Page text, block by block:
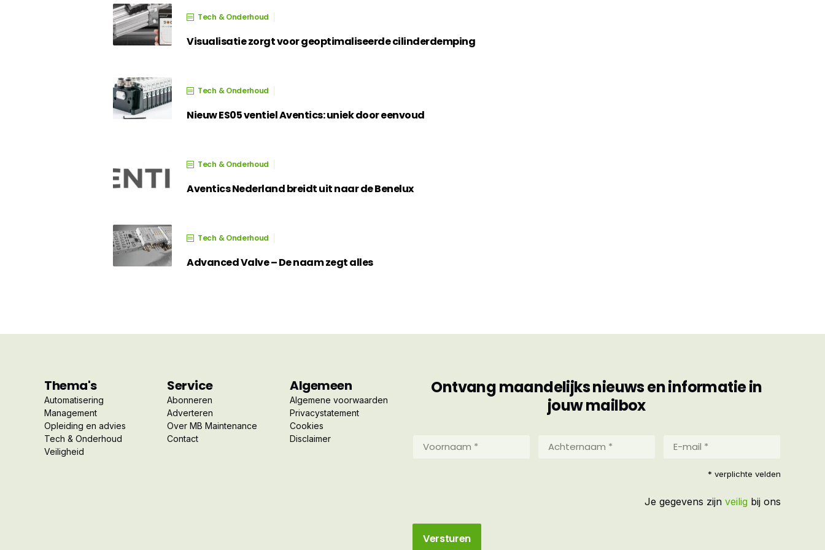
Tech & Onderhoud
Visualisatie zorgt voor geoptimaliseerde cilinderdemping
Tech & Onderhoud
Nieuw ES05 ventiel Aventics: uniek door eenvoud
Tech & Onderhoud
Aventics Nederland breidt uit naar de Benelux
Tech & Onderhoud
Advanced Valve – De naam zegt alles
Thema's
Automatisering
Management
Opleiding en advies
Tech & Onderhoud
Veiligheid
Service
Abonneren
Adverteren
Over MB Maintenance
Contact
Algemeen
Algemene voorwaarden
Privacystatement
Cookies
Disclaimer
Ontvang maandelijks nieuws en informatie in
jouw mailbox
Achternaam
mail
* verplichte velden
Je gegevens zijn veilig bij ons